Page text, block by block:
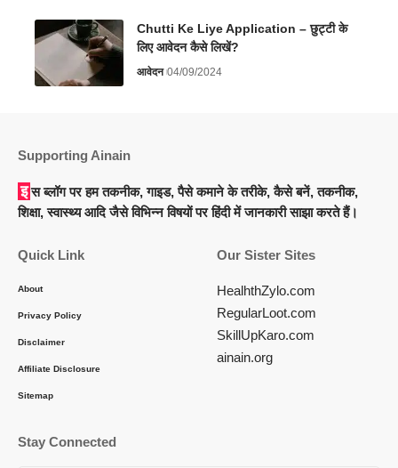
Chutti Ke Liye Application – छुट्टी के
लिए आवेदन कैसे लिखें?
आवेदन 04/09/2024
Supporting Ainain
इस ब्लॉग पर हम तकनीक, गाइड, पैसे कमाने के तरीके, कैसे बनें, तकनीक,
शिक्षा, स्वास्थ्य आदि जैसे विभिन्न विषयों पर हिंदी में जानकारी साझा करते हैं।
Quick Link
About
Privacy Policy
Disclaimer
Affiliate Disclosure
Sitemap
Our Sister Sites
HealhthZylo.com
RegularLoot.com
SkillUpKaro.com
ainain.org
Stay Connected